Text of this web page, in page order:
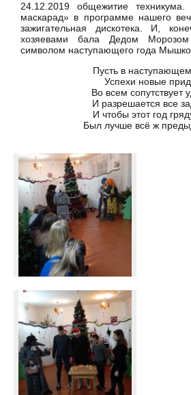
24.12.2019 общежитие техникума.
маскарад» в программе нашего
зажигательная дискотека. И,
хозяевами бала Дедом
символом наступающего года
Пусть в
Успехи новые
Во всем сопутствует
И разрешается все
И чтобы этот год
Был лучше всё ж